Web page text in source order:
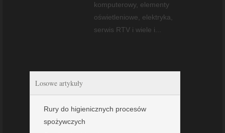
komputerowy, elementy
oświetleniowe, elektryka,
serwis RTV i wiele i...
Losowe artykuły
Rury do higienicznych procesów
spożywczych